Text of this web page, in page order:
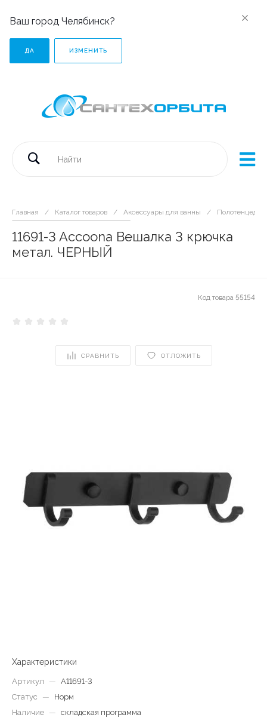
Ваш город Челябинск?
ДА ИЗМЕНИТЬ
Главная / Каталог товаров / Аксессуары для ванны /
11691-3 Accoona Вешалка 3 крючка
метал. ЧЕРНЫЙ
Код товара 55154
СРАВНИТЬ ОТЛОЖИТЬ
Характеристики
Артикул — A11691-3
Статус
—
Норм
Наличие — складская программа